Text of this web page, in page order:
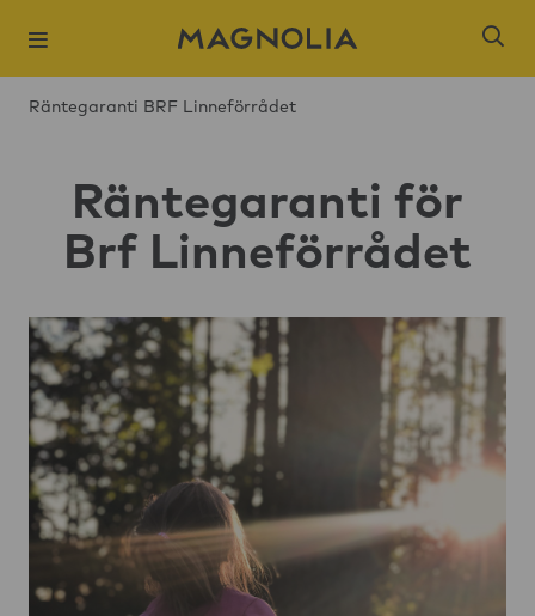
Populära
Slagsta strand
Öresjö Ängar
Kista Äng
Ångloket,
Hantverkaren,
Räntegaranti BRF Linneförrådet
Räntegaranti för
Brf Linneförrådet